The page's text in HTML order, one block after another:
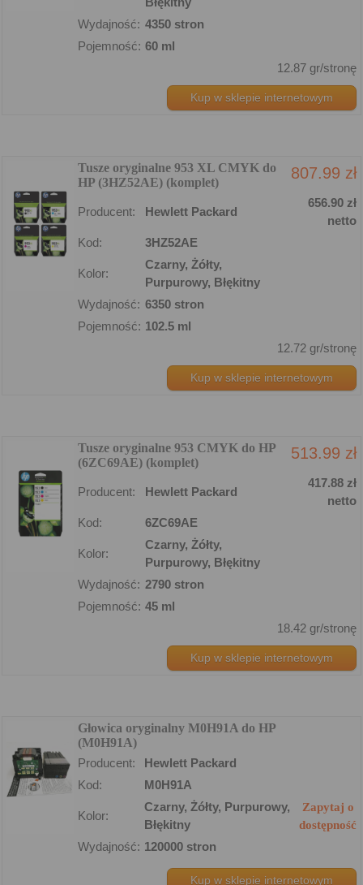
Wydajność: 4350 stron
Pojemność: 60 ml
12.87 gr/stronę
Kup w sklepie internetowym
Tusze oryginalne 953 XL CMYK do
HP (3HZ52AE) (komplet)
807.99 zł
Producent: Hewlett Packard
656.90 zł
netto
Kod:
3HZ52AE
Kolor:
Czarny, Żółty,
Purpurowy, Błękitny
Wydajność: 6350 stron
Pojemność: 102.5 ml
12.72 gr/stronę
Kup w sklepie internetowym
Tusze oryginalne 953 CMYK do HP
(6ZC69AE) (komplet)
513.99 zł
Producent: Hewlett Packard
417.88 zł
netto
Kod:
6ZC69AE
Kolor:
Czarny, Żółty,
Purpurowy, Błękitny
Wydajność: 2790 stron
Pojemność: 45 ml
18.42 gr/stronę
Kup w sklepie internetowym
Głowica oryginalny M0H91A do HP
(M0H91A)
Producent:
Hewlett Packard
Kod:
M0H91A
Kolor:
Czarny, Żółty, Purpurowy,
Błękitny
Zapytaj o
dostępność
Wydajność: 120000 stron
Kup w sklepie internetowym